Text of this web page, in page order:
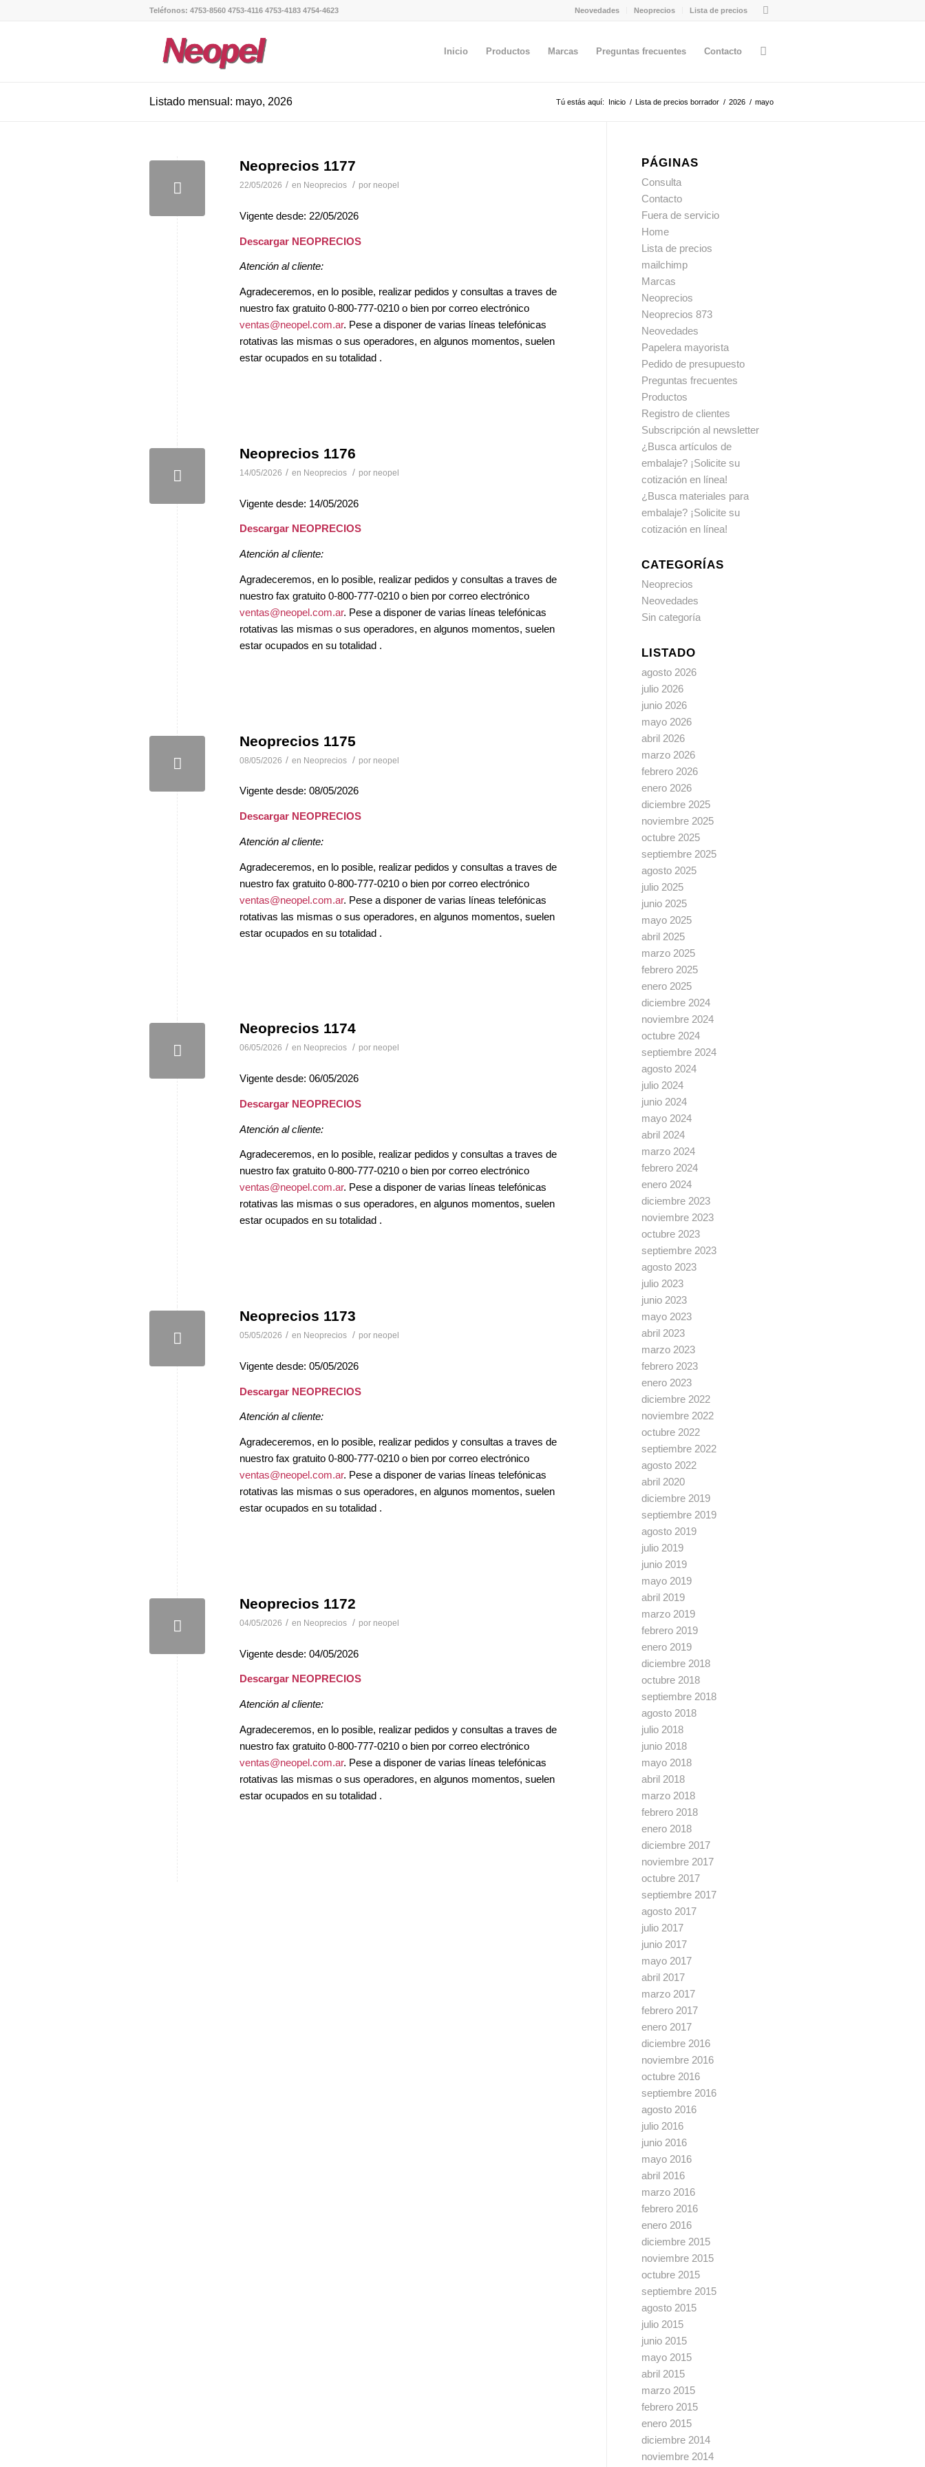
Neovedades Neoprecios Lista de precios
Teléfonos: 4753-8560 4753-4116 4753-4183 4754-4623
Inicio Productos Marcas Preguntas frecuentes Contacto
Listado mensual: mayo, 2026 Tú estás aquí: Inicio / Lista de precios borrador / 2026 / mayo
Neoprecios 1177
22/05/2026 / en Neoprecios / por neopel
Vigente desde: 22/05/2026
Descargar NEOPRECIOS
Atención al cliente:
Agradeceremos, en lo posible, realizar pedidos y consultas a traves de
nuestro fax gratuito 0-800-777-0210 o bien por correo electrónico
ventas@neopel.com.ar. Pese a disponer de varias líneas telefónicas
rotativas las mismas o sus operadores, en algunos momentos, suelen
estar ocupados en su totalidad .
Neoprecios 1176
14/05/2026 / en Neoprecios / por neopel
Vigente desde: 14/05/2026
Descargar NEOPRECIOS
Atención al cliente:
Agradeceremos, en lo posible, realizar pedidos y consultas a traves de
nuestro fax gratuito 0-800-777-0210 o bien por correo electrónico
ventas@neopel.com.ar. Pese a disponer de varias líneas telefónicas
rotativas las mismas o sus operadores, en algunos momentos, suelen
estar ocupados en su totalidad .
Neoprecios 1175
08/05/2026 / en Neoprecios / por neopel
Vigente desde: 08/05/2026
Descargar NEOPRECIOS
Atención al cliente:
Agradeceremos, en lo posible, realizar pedidos y consultas a traves de
nuestro fax gratuito 0-800-777-0210 o bien por correo electrónico
ventas@neopel.com.ar. Pese a disponer de varias líneas telefónicas
rotativas las mismas o sus operadores, en algunos momentos, suelen
estar ocupados en su totalidad .
Neoprecios 1174
06/05/2026 / en Neoprecios / por neopel
Vigente desde: 06/05/2026
Descargar NEOPRECIOS
Atención al cliente:
Agradeceremos, en lo posible, realizar pedidos y consultas a traves de
nuestro fax gratuito 0-800-777-0210 o bien por correo electrónico
ventas@neopel.com.ar. Pese a disponer de varias líneas telefónicas
rotativas las mismas o sus operadores, en algunos momentos, suelen
estar ocupados en su totalidad .
Neoprecios 1173
05/05/2026 / en Neoprecios / por neopel
Vigente desde: 05/05/2026
Descargar NEOPRECIOS
Atención al cliente:
Agradeceremos, en lo posible, realizar pedidos y consultas a traves de
nuestro fax gratuito 0-800-777-0210 o bien por correo electrónico
ventas@neopel.com.ar. Pese a disponer de varias líneas telefónicas
rotativas las mismas o sus operadores, en algunos momentos, suelen
estar ocupados en su totalidad .
Neoprecios 1172
04/05/2026 / en Neoprecios / por neopel
Vigente desde: 04/05/2026
Descargar NEOPRECIOS
Atención al cliente:
Agradeceremos, en lo posible, realizar pedidos y consultas a traves de
nuestro fax gratuito 0-800-777-0210 o bien por correo electrónico
ventas@neopel.com.ar. Pese a disponer de varias líneas telefónicas
rotativas las mismas o sus operadores, en algunos momentos, suelen
estar ocupados en su totalidad .
PÁGINAS
Consulta
Contacto
Fuera de servicio
Home
Lista de precios
mailchimp
Marcas
Neoprecios
Neoprecios 873
Neovedades
Papelera mayorista
Pedido de presupuesto
Preguntas frecuentes
Productos
Registro de clientes
Subscripción al newsletter
¿Busca artículos de
embalaje? ¡Solicite su
cotización en línea!
¿Busca materiales para
embalaje? ¡Solicite su
cotización en línea!
CATEGORÍAS
Neoprecios
Neovedades
Sin categoría
LISTADO
agosto 2026
julio 2026
junio 2026
mayo 2026
abril 2026
marzo 2026
febrero 2026
enero 2026
diciembre 2025
noviembre 2025
octubre 2025
septiembre 2025
agosto 2025
julio 2025
junio 2025
mayo 2025
abril 2025
marzo 2025
febrero 2025
enero 2025
diciembre 2024
noviembre 2024
octubre 2024
septiembre 2024
agosto 2024
julio 2024
junio 2024
mayo 2024
abril 2024
marzo 2024
febrero 2024
enero 2024
diciembre 2023
noviembre 2023
octubre 2023
septiembre 2023
agosto 2023
julio 2023
junio 2023
mayo 2023
abril 2023
marzo 2023
febrero 2023
enero 2023
diciembre 2022
noviembre 2022
octubre 2022
septiembre 2022
agosto 2022
abril 2020
diciembre 2019
septiembre 2019
agosto 2019
julio 2019
junio 2019
mayo 2019
abril 2019
marzo 2019
febrero 2019
enero 2019
diciembre 2018
octubre 2018
septiembre 2018
agosto 2018
julio 2018
junio 2018
mayo 2018
abril 2018
marzo 2018
febrero 2018
enero 2018
diciembre 2017
noviembre 2017
octubre 2017
septiembre 2017
agosto 2017
julio 2017
junio 2017
mayo 2017
abril 2017
marzo 2017
febrero 2017
enero 2017
diciembre 2016
noviembre 2016
octubre 2016
septiembre 2016
agosto 2016
julio 2016
junio 2016
mayo 2016
abril 2016
marzo 2016
febrero 2016
enero 2016
diciembre 2015
noviembre 2015
octubre 2015
septiembre 2015
agosto 2015
julio 2015
junio 2015
mayo 2015
abril 2015
marzo 2015
febrero 2015
enero 2015
diciembre 2014
noviembre 2014